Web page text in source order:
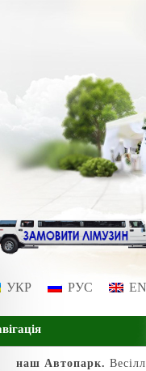
УКР РУС
наш Автопарк.